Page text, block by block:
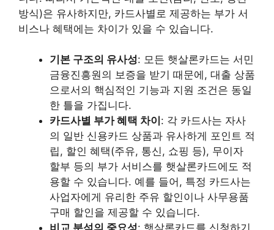
방식)은 유사하지만, 카드사별로 제공하는 부가 서
비스나 혜택에는 차이가 있을 수 있습니다.
기본 구조의 유사성: 모든 햇살론카드는 서민
금융진흥원의 보증을 받기 때문에, 대출 상품
으로서의 핵심적인 기능과 지원 조건은 동일
한 틀을 가집니다.
카드사별 부가 혜택 차이 : 각 카드사는 자사
의 일반 신용카드 상품과 유사하게 포인트 적
립, 할인 혜택(주유, 통신, 쇼핑 등), 무이자
할부 등의 부가 서비스를 햇살론카드에도 적
용할 수 있습니다. 예를 들어, 특정 카드사는
사업자에게 유리한 주유 할인이나 사무용품
구매 할인을 제공할 수 있습니다.
비교 분석의 중요성: 햇살론카드를 신청하기